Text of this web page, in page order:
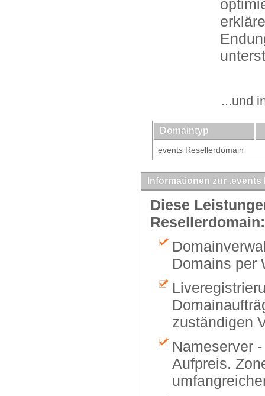
...und
Domaintyp
events Resellerdomain
Informationen zur
Diese
Resellerdomain:
Domains per
zuständigen
Nameserver
Aufpreis.